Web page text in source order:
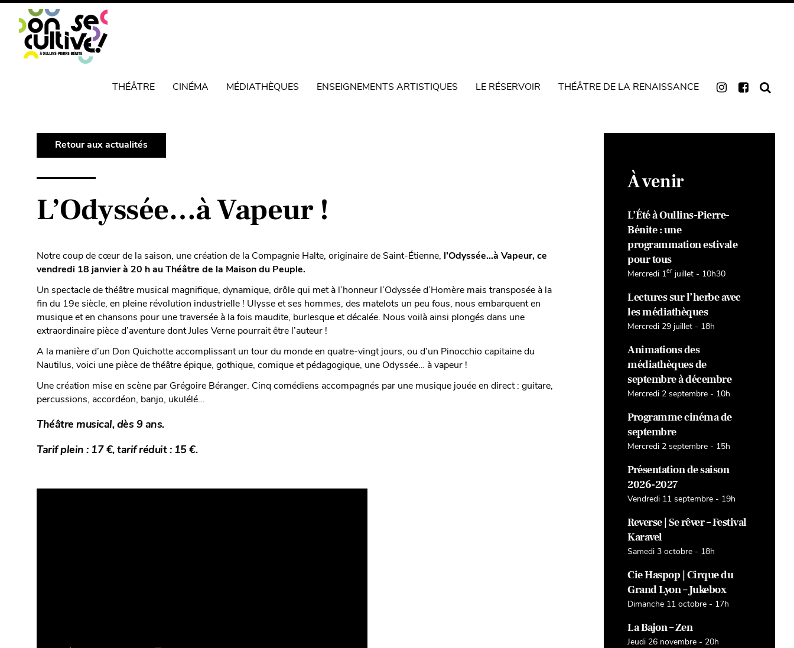
THÉÂTRE CINÉMA MÉDIATHÈQUES ENSEIGNEMENTS ARTISTIQUES LE RÉSERVOIR THÉÂTRE DE LA RENAISSANCE
Retour aux actualités
L’Odyssée…à Vapeur !
Notre coup de cœur de la saison, une création de la Compagnie Halte, originaire de Saint-Étienne, l’Odyssée…à Vapeur, ce
vendredi 18 janvier à 20 h au Théâtre de la Maison du Peuple.
Un spectacle de théâtre musical magnifique, dynamique, drôle qui met à l’honneur l’Odyssée d’Homère mais transposée à la
fin du 19e siècle, en pleine révolution industrielle ! Ulysse et ses hommes, des matelots un peu fous, nous embarquent en
musique et en chansons pour une traversée à la fois maudite, burlesque et décalée. Nous voilà ainsi plongés dans une
extraordinaire pièce d’aventure dont Jules Verne pourrait être l’auteur !
A la manière d’un Don Quichotte accomplissant un tour du monde en quatre-vingt jours, ou d’un Pinocchio capitaine du
Nautilus, voici une pièce de théâtre épique, gothique, comique et pédagogique, une Odyssée… à vapeur !
Une création mise en scène par Grégoire Béranger. Cinq comédiens accompagnés par une musique jouée en direct : guitare,
percussions, accordéon, banjo, ukulélé…
Théâtre musical, dès 9 ans.
Tarif plein : 17 €, tarif réduit : 15 €.
À venir
L’Été à Oullins-Pierre-
Bénite : une
programmation estivale
pour tous
Mercredi 1er juillet - 10h30
Lectures sur l’herbe avec
les médiathèques
Mercredi 29 juillet - 18h
Animations des
médiathèques de
septembre à décembre
Mercredi 2 septembre - 10h
Programme cinéma de
septembre
Mercredi 2 septembre - 15h
Présentation de saison
2026-2027
Vendredi 11 septembre - 19h
Reverse | Se rêver – Festival
Karavel
Samedi 3 octobre - 18h
Cie Haspop | Cirque du
Grand Lyon – Jukebox
Dimanche 11 octobre - 17h
La Bajon – Zen
Jeudi 26 novembre - 20h